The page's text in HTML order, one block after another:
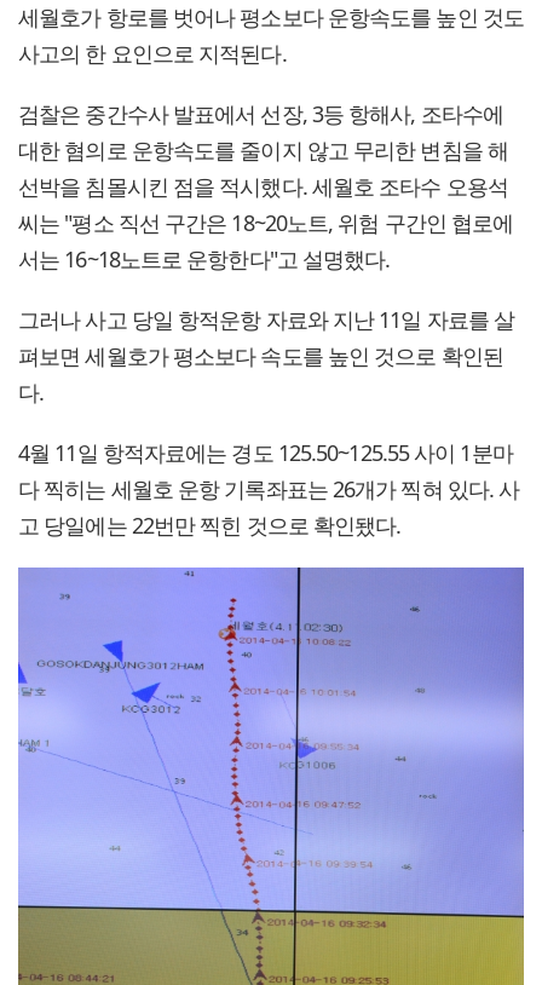
세월호가 항로를 벗어나 평소보다 운항속도를 높인 것도
사고의 한 요인으로 지적된다.
검찰은 중간수사 발표에서 선장, 3등 항해사, 조타수에
대한 혐의로 운항속도를 줄이지 않고 무리한 변침을 해
선박을 침몰시킨 점을 적시했다. 세월호 조타수 오용석
씨는 "평소 직선 구간은 18~20노트, 위험 구간인 협로에
서는 16~18노트로 운항한다"고 설명했다.
그러나 사고 당일 항적운항 자료와 지난 11일 자료를 살
펴보면 세월호가 평소보다 속도를 높인 것으로 확인된
다.
4월 11일 항적자료에는 경도 125.50~125.55 사이 1분마
다 찍히는 세월호 운항 기록좌표는 26개가 찍혀 있다. 사
고 당일에는 22번만 찍힌 것으로 확인됐다.